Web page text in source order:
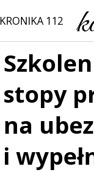
KRONIKA 112
stopy
na
i